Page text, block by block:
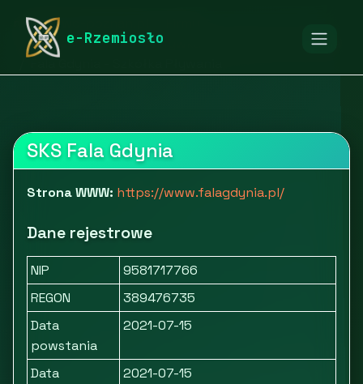
e-Rzemiosło
rymarstwo-poznan.pl
Edukacja, kultura i rozrywka
Edukacja i szkolenia
SKS Fala Gdynia
Strona WWW: https://www.falagdynia.pl/
Dane rejestrowe
NIP
9581717766
REGON
389476735
Data
powstania
2021-07-15
Data
2021-07-15